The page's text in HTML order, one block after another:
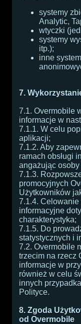
systemy
Analytic,
wtyczki
systemy
itp.);
inne
7.
7.1. Overmobile
informacje w
7.1.1. W celu
aplikacji;
7.1.2. Aby
ramach obsługi
angażując osoby
7.1.3.
promocyjnych
Użytkowników
7.1.4. Celowanie
informacyjne
charakterystyka;
7.1.5. Do
statystycznych i
7.2. Overmobile
trzecim na rzecz
informacje w
również w celu
innych
Polityce.
8. Zgoda
od Overmobile